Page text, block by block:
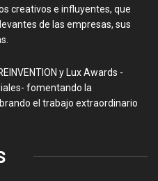
creativos e influyentes, que
de las empresas, sus
y Lux Awards -
fomentando la
el trabajo extraordinario